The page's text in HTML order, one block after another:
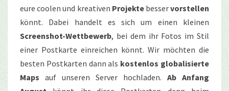
eure coolen und kreativen Projektebesservorstellen
könnt. Dabei handelt es sich um einen kleinen
Screenshot-Wettbewerb, bei dem ihr Fotos im Stil
einer Postkarte einreichen könnt. Wir möchten die
besten Postkarten dann als kostenlos globalisierte
Maps auf unseren Server hochladen. Ab Anfang